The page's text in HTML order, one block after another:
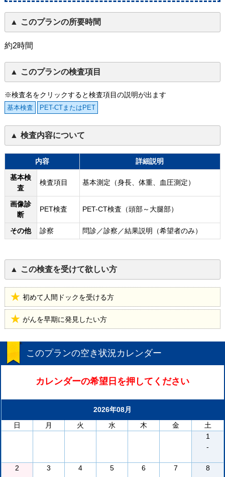
このプランの所要時間
約2時間
このプランの検査項目
※検査名をクリックすると検査項目の説明が出ます
基本検査 PET-CTまたはPET
検査内容について
内容
詳細説明
基本検
査
検査項目 基本測定（身長、体重、血圧測定）
画像診
断
PET検査 PET-CT検査（頭部～大腿部）
その他 診察 問診／診察／結果説明（希望者のみ）
この検査を受けて欲しい方
初めて人間ドックを受ける方
がんを早期に発見したい方
このプランの空き状況カレンダー
カレンダーの希望日を押してください
2026年08月
日
月 火 水 木 金
土
1
-
2
3
4
5
6
7
8